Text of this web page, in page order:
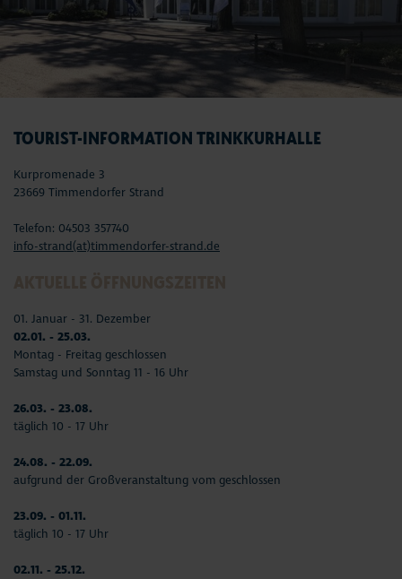
TOURIST-INFORMATION TRINKKURHALLE
Kurpromenade 3
23669 Timmendorfer Strand
Telefon: 04503 357740
info-strand(at)timmendorfer-strand.de
01. Januar - 31. Dezember
02.01. - 25.03.
Montag - Freitag geschlossen
Samstag und Sonntag 11 - 16 Uhr
26.03. - 23.08.
täglich 10 - 17 Uhr
24.08. - 22.09.
aufgrund der Großveranstaltung vom geschlossen
23.09. - 01.11.
täglich 10 - 17 Uhr
02.11. - 25.12.